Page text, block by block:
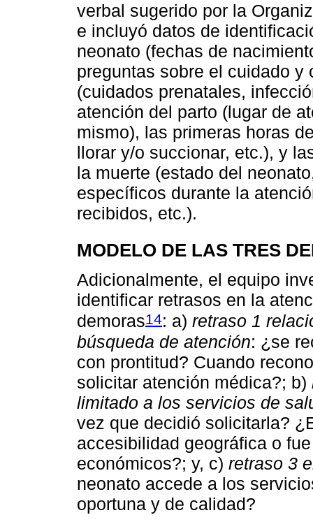
verbal sugerido por la
e incluyó datos de
neonato (fechas de
preguntas sobre el cuidado
(cuidados prenatales,
atención del parto (lugar de
mismo), las primeras horas
llorar y/o succionar, etc.), y
la muerte (estado del
específicos durante la
recibidos, etc.).
MODELO DE LAS TRES
Adicionalmente, el equipo
identificar retrasos en la
demoras14: a) retraso 1
búsqueda de atención: ¿se
con prontitud? Cuando
solicitar atención médica?; b)
limitado a los servicios de
vez que decidió solicitarla?
accesibilidad geográfica o
económicos?; y, c) retraso 3
neonato accede a los
oportuna y de calidad?